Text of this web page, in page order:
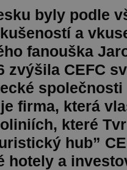
byly podle
a
fanouška
zvýšila CEFC
společnosti
je firma, která
které
hub”
hotely a